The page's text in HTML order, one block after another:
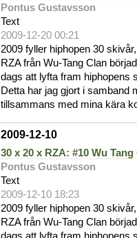
Pontus Gustavsson
Text
2009-12-20 00:21
2009 fyller hiphopen 30
RZA från Wu-Tang Clan
dags att lyfta fram hiphopens
Detta har jag gjort i samband
tillsammans med mina kära
2009-12-10
30 x 20 x RZA: #10 Wu Tang
Pontus Gustavsson
Text
2009-12-10 18:23
2009 fyller hiphopen 30
RZA från Wu-Tang Clan
dags att lyfta fram hiphopens